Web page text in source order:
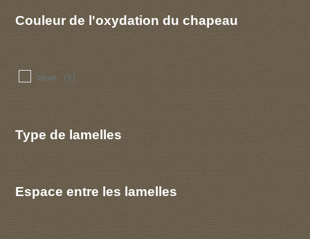
Couleur de l'oxydation du chapeau
brun (1)
Type de lamelles
Espace entre les lamelles